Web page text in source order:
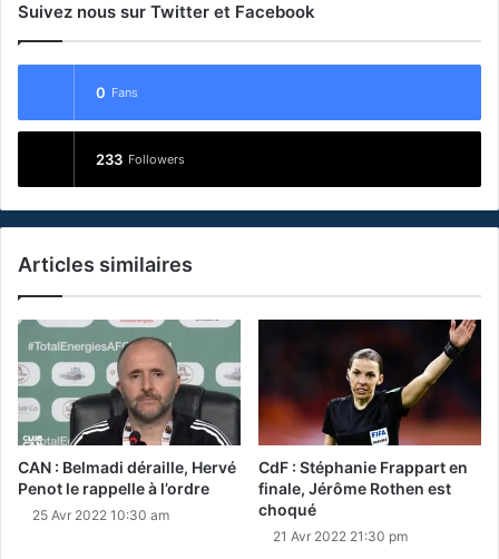
Suivez nous sur Twitter et Facebook
0 Fans
233 Followers
Articles similaires
CAN : Belmadi déraille, Hervé
Penot le rappelle à l’ordre
25 Avr 2022 10:30 am
CdF : Stéphanie Frappart en
finale, Jérôme Rothen est
choqué
21 Avr 2022 21:30 pm